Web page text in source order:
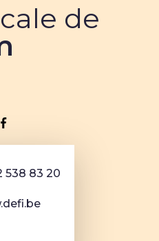
de
LinkedIn
sur Twitter
538 83 20